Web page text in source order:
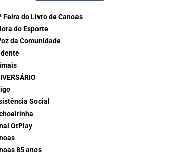
Feira do Livro de Canoas
do Esporte
da Comunidade
Social
OtPlay
85 anos